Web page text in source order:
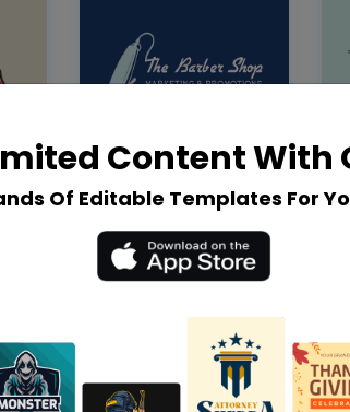
Content With
Of Editable Templates For